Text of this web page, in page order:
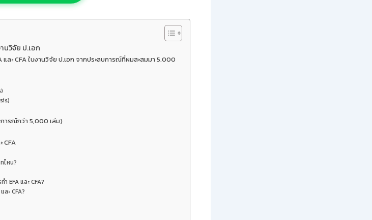
นวิจัย ป.เอก
และ CFA ในงานวิจัย ป.เอก จากประสบการณ์ที่ผมสะสมมา 5,000
ารณ์กว่า 5,000 เล่ม)
CFA
ไหน?
EFA และ CFA?
ละ CFA?